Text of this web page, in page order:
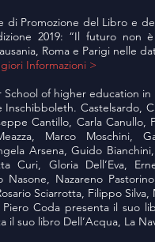
di Promozione del Libro e
2019: “Il futuro non
Roma e Parigi nelle
Informazioni >
of higher education
Inschibboleth.
Cantillo, Carla Canullo,
Marco Moschini,
Arsena, Guido
Curi, Gloria Dell’Eva,
Nasone, Nazareno
Sciarrotta, Filippo
Coda presenta il suo
il suo libro Dell’Acqua, La